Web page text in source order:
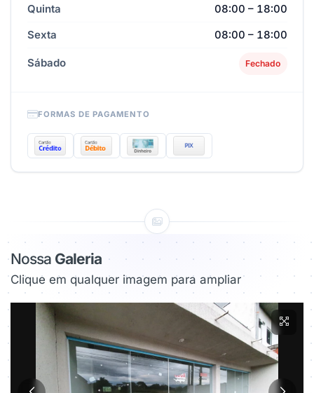
Quinta
08:00 – 18:00
Sexta
08:00 – 18:00
Sábado Fechado
FORMAS DE PAGAMENTO
Nossa Galeria
Clique em qualquer imagem para ampliar